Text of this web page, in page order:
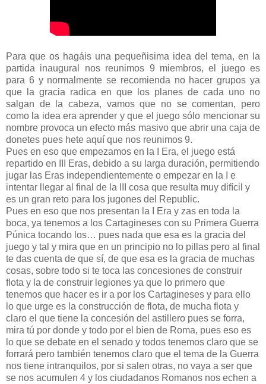
Para que os hagáis una pequeñisima idea del tema, en la
partida inaugural nos reunimos 9 miembros, el juego es
para 6 y normalmente se recomienda no hacer grupos ya
que la gracia radica en que los planes de cada uno no
salgan de la cabeza, vamos que no se comentan, pero
como la idea era aprender y que el juego sólo mencionar su
nombre provoca un efecto más masivo que abrir una caja de
donetes pues hete aquí que nos reunimos 9.
Pues en eso que empezamos en la I Era, el juego está
repartido en III Eras, debido a su larga duración, permitiendo
jugar las Eras independientemente o empezar en la I e
intentar llegar al final de la III cosa que resulta muy difícil y
es un gran reto para los jugones del Republic.
Pues en eso que nos presentan la I Era y zas en toda la
boca, ya tenemos a los Cartagineses con su Primera Guerra
Púnica tocando los… pues nada que esa es la gracia del
juego y tal y mira que en un principio no lo pillas pero al final
te das cuenta de que sí, de que esa es la gracia de muchas
cosas, sobre todo si te toca las concesiones de construir
flota y la de construir legiones ya que lo primero que
tenemos que hacer es ir a por los Cartagineses y para ello
lo que urge es la construcción de flota, de mucha flota y
claro el que tiene la concesión del astillero pues se forra,
mira tú por donde y todo por el bien de Roma, pues eso es
lo que se debate en el senado y todos tenemos claro que se
forrará pero también tenemos claro que el tema de la Guerra
nos tiene intranquilos, por si salen otras, no vaya a ser que
se nos acumulen 4 y los ciudadanos Romanos nos echen a